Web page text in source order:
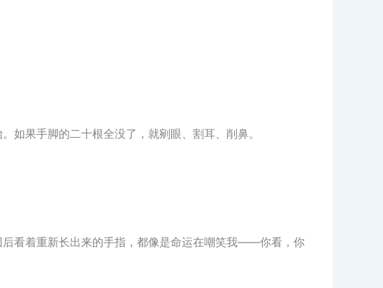
如果手脚的二十根全没了，就剜眼、割耳、削鼻。
后看着重新长出来的手指，都像是命运在嘲笑我——你看，你